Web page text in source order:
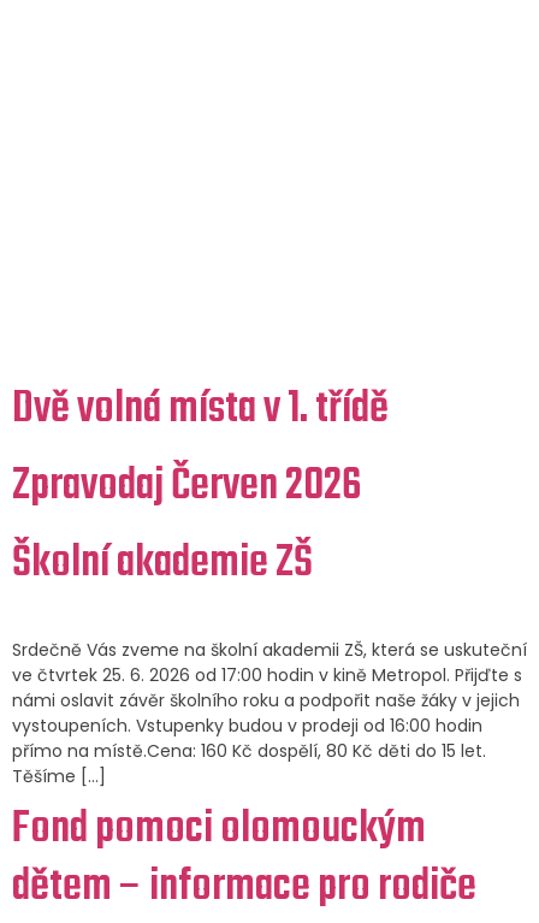
Dvě volná místa v 1. třídě
Zpravodaj Červen 2026
Školní akademie ZŠ
Srdečně Vás zveme na školní akademii ZŠ, která se uskuteční
ve čtvrtek 25. 6. 2026 od 17:00 hodin v kině Metropol. Přijďte s
námi oslavit závěr školního roku a podpořit naše žáky v jejich
vystoupeních. Vstupenky budou v prodeji od 16:00 hodin
přímo na místě.Cena: 160 Kč dospělí, 80 Kč děti do 15 let.
Těšíme […]
Fond pomoci olomouckým
dětem – informace pro rodiče